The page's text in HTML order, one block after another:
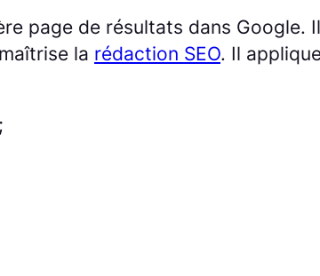
page de résultats dans
la rédaction SEO. Il